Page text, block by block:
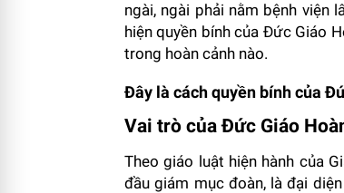
ngài, ngài phải nằm bệnh viện
hiện quyền bính của Đức Giáo
trong hoàn cảnh nào.
Đây là cách quyền bính của
Vai trò của Đức Giáo
Theo giáo luật hiện hành của
đầu giám mục đoàn, là đại